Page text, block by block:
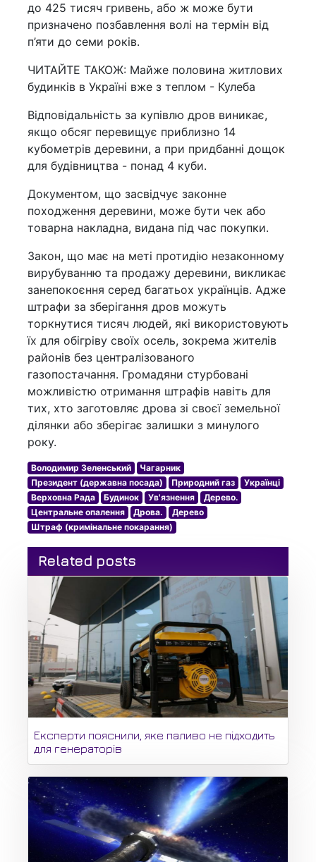
до 425 тисяч гривень, або ж може бути
призначено позбавлення волі на термін від
п’яти до семи років.
ЧИТАЙТЕ ТАКОЖ: Майже половина житлових
будинків в Україні вже з теплом - Кулеба
Відповідальність за купівлю дров виникає,
якщо обсяг перевищує приблизно 14
кубометрів деревини, а при придбанні дощок
для будівництва - понад 4 куби.
Документом, що засвідчує законне
походження деревини, може бути чек або
товарна накладна, видана під час покупки.
Закон, що має на меті протидію незаконному
вирубуванню та продажу деревини, викликає
занепокоєння серед багатьох українців. Адже
штрафи за зберігання дров можуть
торкнутися тисяч людей, які використовують
їх для обігріву своїх осель, зокрема жителів
районів без централізованого
газопостачання. Громадяни стурбовані
можливістю отримання штрафів навіть для
тих, хто заготовляє дрова зі своєї земельної
ділянки або зберігає залишки з минулого
року.
Володимир Зеленський
Чагарник
Президент (державна посада)
Природний газ
Українці
Верховна Рада
Будинок Ув'язнення
Дерево.
Центральне опалення
Дрова.
Дерево
Штраф (кримінальне покарання)
Related posts
Експерти пояснили, яке паливо не підходить
для генераторів